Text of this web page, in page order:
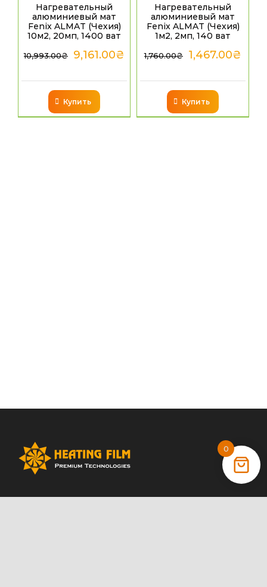
Нагревательный
алюминиевый мат
Fenix ALMAT (Чехия)
10м2, 20мп, 1400 ват
10,993.00₴ 9,161.00₴
Купить
Нагревательный
алюминиевый мат
Fenix ALMAT (Чехия)
1м2, 2мп, 140 ват
1,760.00₴ 1,467.00₴
Купить
0